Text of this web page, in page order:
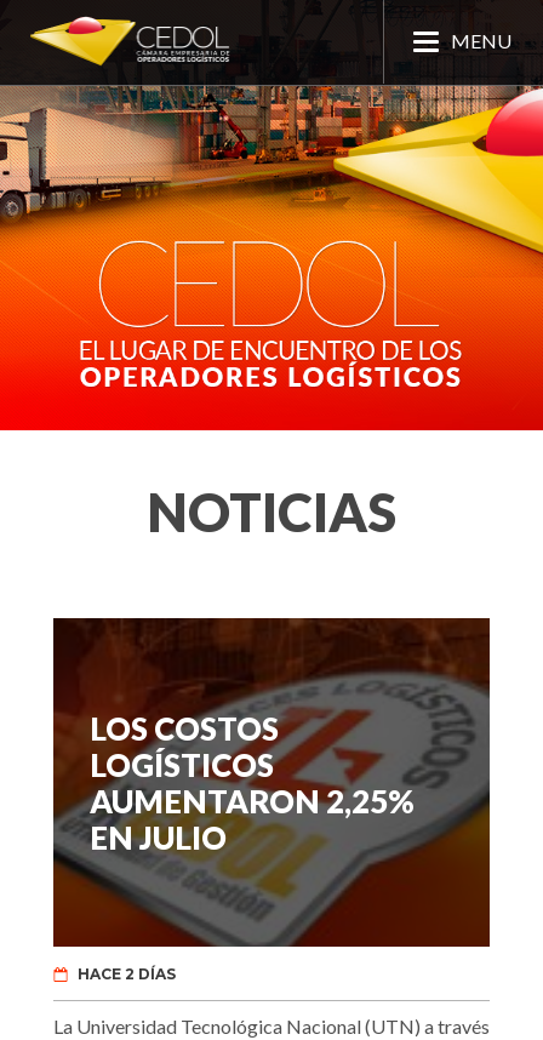
MENU
NOTICIAS
LOS COSTOS
LOGÍSTICOS
AUMENTARON 2,25%
EN JULIO
HACE 2 DÍAS
La Universidad Tecnológica Nacional (UTN) a través